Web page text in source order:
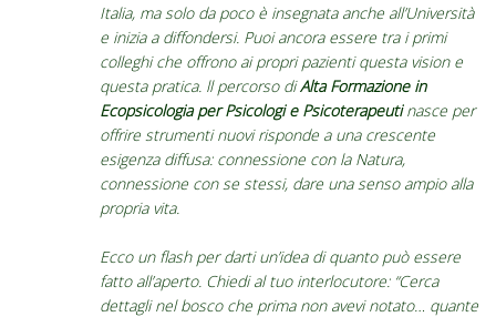
Italia, ma solo da poco è insegnata anche all’Università
e inizia a diffondersi. Puoi ancora essere tra i primi
colleghi che offrono ai propri pazienti questa vision e
questa pratica. ll percorso diAlta Formazione in
Ecopsicologia per Psicologi e Psicoterapeutinasce per
offrire strumenti nuovi risponde a una crescente
esigenza diffusa: connessione con la Natura,
connessione con se stessi, dare una senso ampio alla
propria vita.
Ecco un flash per darti un’idea di quanto può essere
fatto all’aperto. Chiedi al tuo interlocutore: “Cerca
dettagli nel bosco che prima non avevi notato… quante